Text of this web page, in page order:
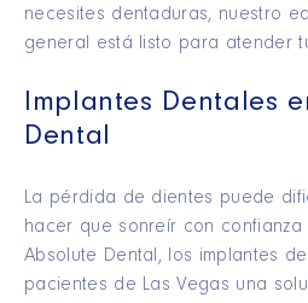
necesites dentaduras, nuestro
general está listo para atender
Implantes Dentales
Dental
La pérdida de dientes puede
hacer que sonreír con confianza
Absolute Dental, los implantes
pacientes de Las Vegas una